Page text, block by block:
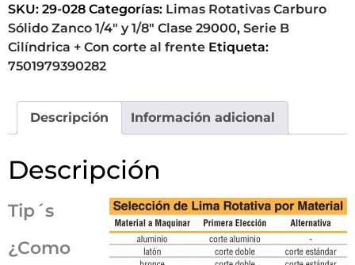
SKU: 29-028 Categorías: Limas Rotativas Carburo
Sólido Zanco 1/4" y 1/8" Clase 29000, Serie B
Cilíndrica + Con corte al frente Etiqueta:
7501979390282
Descripción Información adicional
Descripción
Tip´s
¿Como